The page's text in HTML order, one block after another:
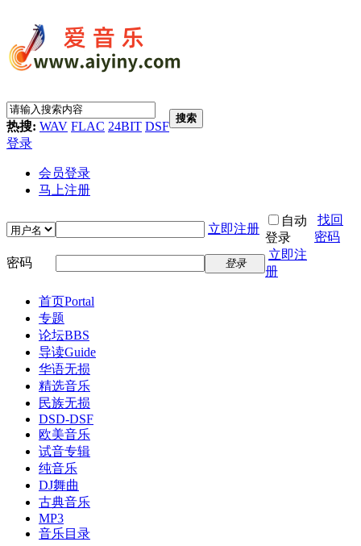
热搜: WAV FLAC 24BIT DSF
搜索
登录
会员登录
马上注册
立即注册
自动
登录
找回
密码
密码
登录
立即注
册
首页Portal
专题
论坛BBS
导读Guide
华语无损
精选音乐
民族无损
DSD-DSF
欧美音乐
试音专辑
纯音乐
DJ舞曲
古典音乐
MP3
音乐目录